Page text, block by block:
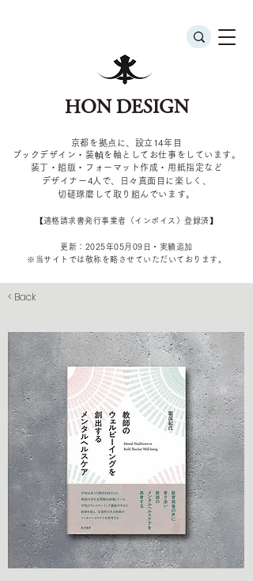
HON DESIGN
京都を拠点に、設立14年目
ブックデザイン・装幀を軸としてお仕事をしています。
装丁・組版・フォーマット作成・用紙指定など
デザイナー4 人で、日々真面目に楽しく、
切磋琢磨して取り組んでいます。
​【適格請求書発行事業者（インボイス）登録済】
更新：2025年05 月09 日・実績追加
​※当サイトでは敬称を 略させていただいております。
< Back